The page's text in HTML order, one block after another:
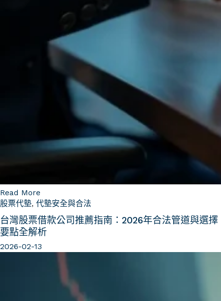
Read More
股票代墊, 代墊安全與合法
台灣股票借款公司推薦指南：2026年合法管道與選擇
要點全解析
2026-02-13